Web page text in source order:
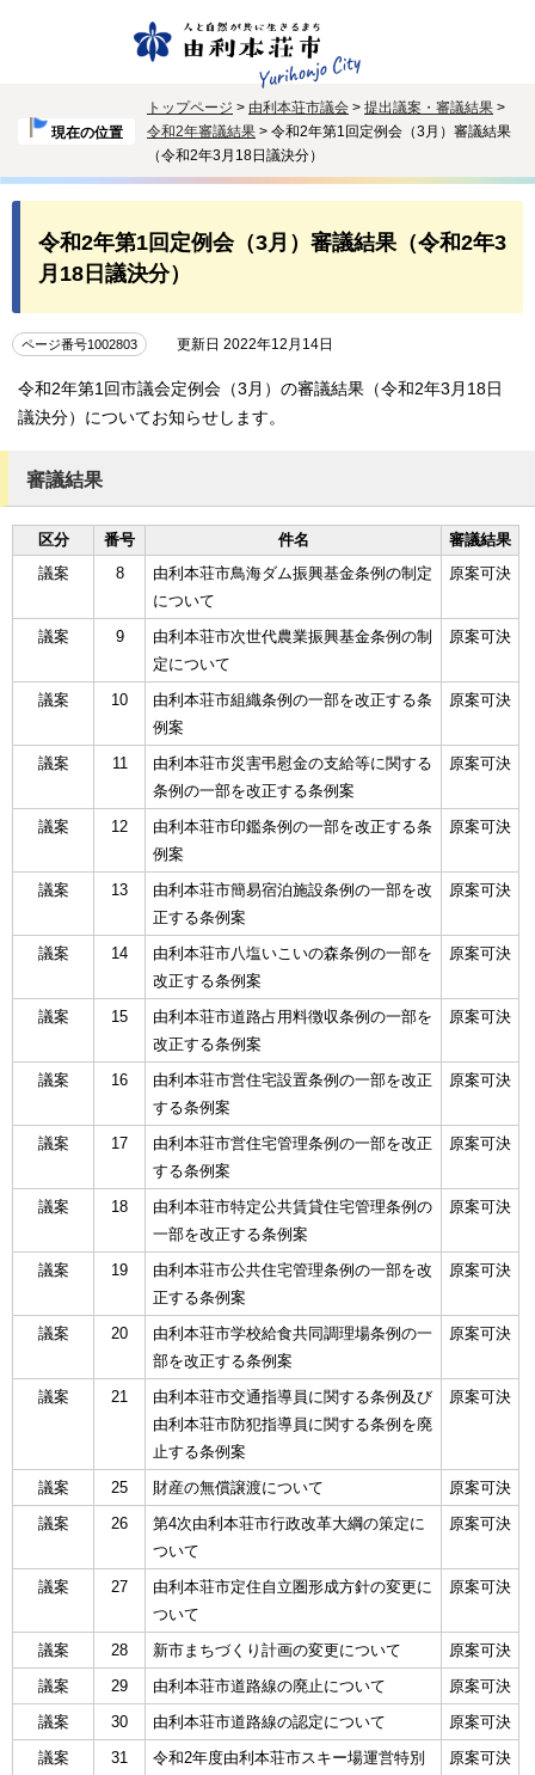
現在の位置
トップページ > 由利本荘市議会 > 提出議案・審議結果 >
令和2年審議結果 > 令和2年第1回定例会（3月）審議結果
（令和2年3月18日議決分）
令和2年第1回定例会（3月）審議結果（令和2年3
月18日議決分）
ページ番号1002803 更新日 2022年12月14日
令和2年第1回市議会定例会（3月）の審議結果（令和2年3月18日
議決分）についてお知らせします。
審議結果
区分 番号 件名
審議結果
議案
8
由利本荘市鳥海ダム振興基金条例の制定
について
原案可決
議案 9
由利本荘市次世代農業振興基金条例の制
定について
原案可決
議案 10
由利本荘市組織条例の一部を改正する条
例案
原案可決
議案 11
由利本荘市災害弔慰金の支給等に関する
条例の一部を改正する条例案
原案可決
議案 12
由利本荘市印鑑条例の一部を改正する条
例案
原案可決
議案 13
由利本荘市簡易宿泊施設条例の一部を改
正する条例案
原案可決
議案 14
由利本荘市八塩いこいの森条例の一部を
改正する条例案
原案可決
議案 15
由利本荘市道路占用料徴収条例の一部を
改正する条例案
原案可決
議案 16
由利本荘市営住宅設置条例の一部を改正
する条例案
原案可決
議案 17
由利本荘市営住宅管理条例の一部を改正
する条例案
原案可決
議案 18
由利本荘市特定公共賃貸住宅管理条例の
一部を改正する条例案
原案可決
議案 19
由利本荘市公共住宅管理条例の一部を改
正する条例案
原案可決
議案 20
由利本荘市学校給食共同調理場条例の一
部を改正する条例案
原案可決
議案 21
由利本荘市交通指導員に関する条例及び
由利本荘市防犯指導員に関する条例を廃
止する条例案
原案可決
議案 25 財産の無償譲渡について
原案可決
議案
26
第4次由利本荘市行政改革大綱の策定に
ついて
原案可決
議案 27
由利本荘市定住自立圏形成方針の変更に
ついて
原案可決
議案 28 新市まちづくり計画の変更について
原案可決
議案
29 由利本荘市道路線の廃止について
原案可決
議案
30 由利本荘市道路線の認定について
原案可決
議案
31
令和2年度由利本荘市スキー場運営特別
原案可決